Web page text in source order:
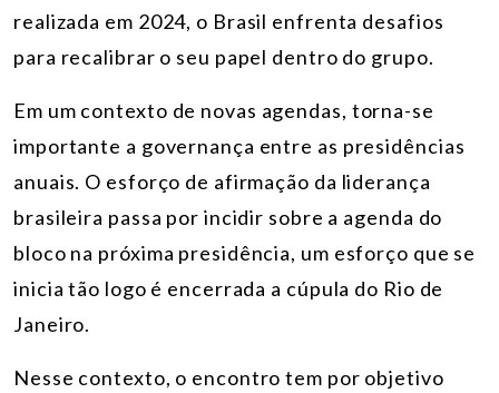
realizada em 2024, o Brasil enfrenta desafios
para recalibrar o seu papel dentro do grupo.
Em um contexto de novas agendas, torna-se
importante a governança entre as presidências
anuais. O esforço de afirmação da liderança
brasileira passa por incidir sobre a agenda do
bloco na próxima presidência, um esforço que se
inicia tão logo é encerrada a cúpula do Rio de
Janeiro.
Nesse contexto, o encontro tem por objetivo